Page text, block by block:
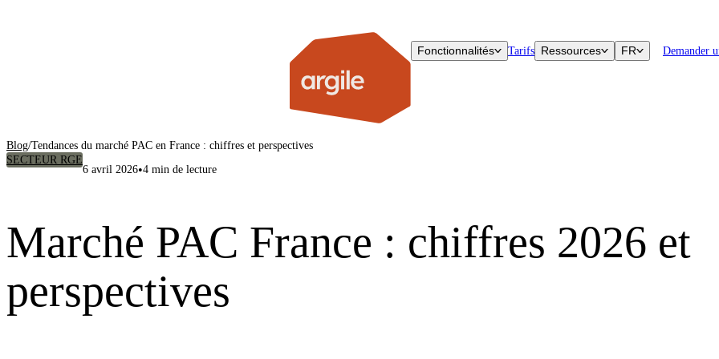
Fonctionnalités Tarifs Ressources FR Demander
Blog/Tendances du marché PAC en France : chiffres et perspectives
SECTEUR RGE
6 avril 2026•4 min de lecture
Marché PAC France : chiffres 2026 et
perspectives